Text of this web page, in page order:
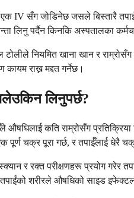
IV सँग जोडिनेछ जसले बिस्तारै
लिनु पर्दैन किनकि अस्पतालका
नियमित खाना खान र
राख्न मद्दत गर्नेछ।
लिनुपर्छ?
कति राम्रोसँग प्रतिक्रिया
पूर्ण चक्र पूरा गर्छ, र तपाईँलाई धेरै
र रक्त परीक्षणहरू प्रयोग
शरीरले औषधिको साइड